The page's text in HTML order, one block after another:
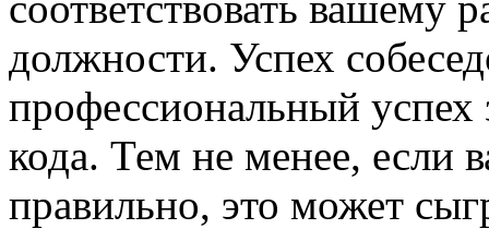
должности. Успех
профессиональный успех
кода. Тем не менее, если
правильно, это может